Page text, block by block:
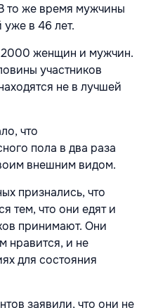
то же время мужчины
уже в 46 лет.
2000 женщин и мужчин.
участников
не в лучшей
что
пола в два раза
внешним видом.
признались, что
тем, что они едят и
принимают. Они
нравится, и не
для состояния
заявили, что они не